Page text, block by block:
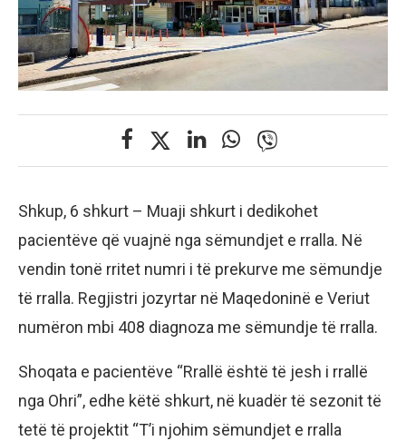
Shkup, 6 shkurt – Muaji shkurt i dedikohet
pacientëve që vuajnë nga sëmundjet e rralla. Në
vendin tonë rritet numri i të prekurve me sëmundje
të rralla. Regjistri jozyrtar në Maqedoninë e Veriut
numëron mbi 408 diagnoza me sëmundje të rralla.
Shoqata e pacientëve “Rrallë është të jesh i rrallë
nga Ohri”, edhe këtë shkurt, në kuadër të sezonit të
tetë të projektit “T’i njohim sëmundjet e rralla